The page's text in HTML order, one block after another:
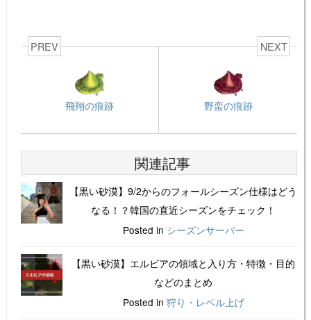
PREV
飛翔の痕跡
NEXT
野蛮の痕跡
関連記事
【黒い砂漠】9/2からのフォールシーズン仕様はどう
なる！？韓国の直近シーズンをチェック！
Posted in シーズンサーバー
【黒い砂漠】エルビアの領域と入り方・特徴・目的
などのまとめ
Posted in 狩り・レベル上げ